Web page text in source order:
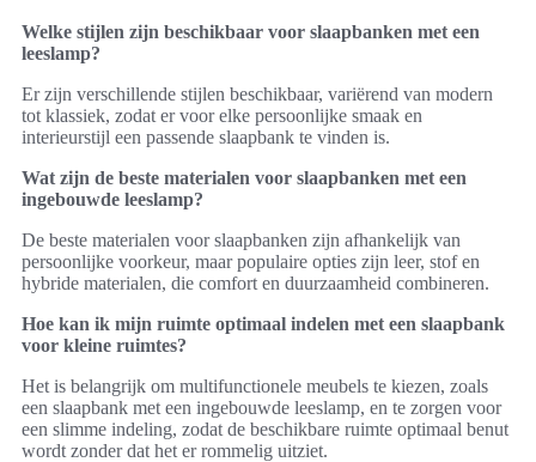
Welke stijlen zijn beschikbaar voor slaapbanken met een
leeslamp?
Er zijn verschillende stijlen beschikbaar, variërend van modern
tot klassiek, zodat er voor elke persoonlijke smaak en
interieurstijl een passende slaapbank te vinden is.
Wat zijn de beste materialen voor slaapbanken met een
ingebouwde leeslamp?
De beste materialen voor slaapbanken zijn afhankelijk van
persoonlijke voorkeur, maar populaire opties zijn leer, stof en
hybride materialen, die comfort en duurzaamheid combineren.
Hoe kan ik mijn ruimte optimaal indelen met een slaapbank
voor kleine ruimtes?
Het is belangrijk om multifunctionele meubels te kiezen, zoals
een slaapbank met een ingebouwde leeslamp, en te zorgen voor
een slimme indeling, zodat de beschikbare ruimte optimaal benut
wordt zonder dat het er rommelig uitziet.